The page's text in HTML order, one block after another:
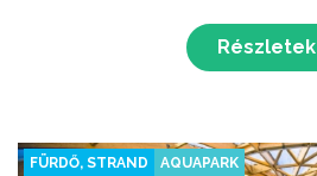
Részletek
FÜRDŐ, STRAND AQUAPARK